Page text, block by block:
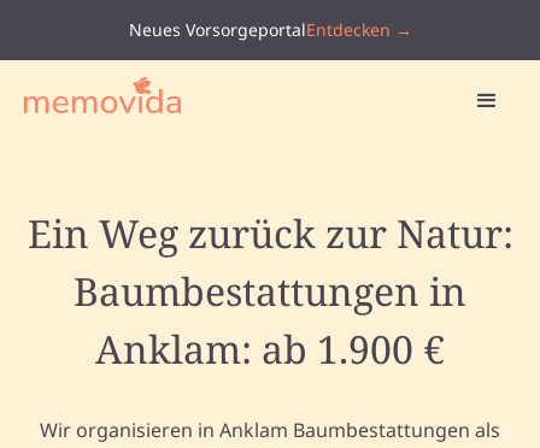
Neues VorsorgeportalEntdecken →
Ein Weg zurück zur Natur:
Baumbestattungen in
Anklam: ab 1.900 €
Wir organisieren in Anklam Baumbestattungen als